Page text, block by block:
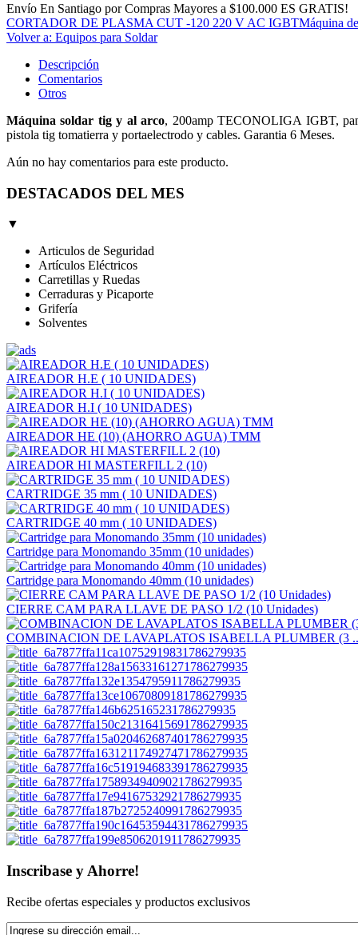
Envío En Santiago por Compras Mayores a $100.000 ES GRATIS!
CORTADOR DE PLASMA CUT -120 220 V AC IGBTMáquina
Volver a: Equipos para Soldar
Descripción
Comentarios
Otros
Máquina soldar tig y al arco, 200amp TECONOLIGA IGBT,
pistola tig tomatierra y portaelectrodo y cables. Garantia 6 Meses.
Aún no hay comentarios para este producto.
DESTACADOS DEL MES
▼
Articulos de Seguridad
Artículos Eléctricos
Carretillas y Ruedas
Cerraduras y Picaporte
Grifería
Solventes
AIREADOR H.E ( 10 UNIDADES)
AIREADOR H.I ( 10 UNIDADES)
AIREADOR HE (10) (AHORRO AGUA) TMM
AIREADOR HI MASTERFILL 2 (10)
CARTRIDGE 35 mm ( 10 UNIDADES)
CARTRIDGE 40 mm ( 10 UNIDADES)
Cartridge para Monomando 35mm (10 unidades)
Cartridge para Monomando 40mm (10 unidades)
CIERRE CAM PARA LLAVE DE PASO 1/2 (10 Unidades)
COMBINACION DE LAVAPLATOS ISABELLA PLUMBER (3
Inscribase y Ahorre!
Recibe ofertas especiales y productos exclusivos